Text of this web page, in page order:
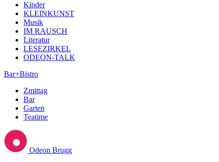
Kinder
KLEINKUNST
Musik
IM RAUSCH
Literatur
LESEZIRKEL
ODEON-TALK
Bar+Bistro
Zmittag
Bar
Garten
Teatime
Odeon Brugg